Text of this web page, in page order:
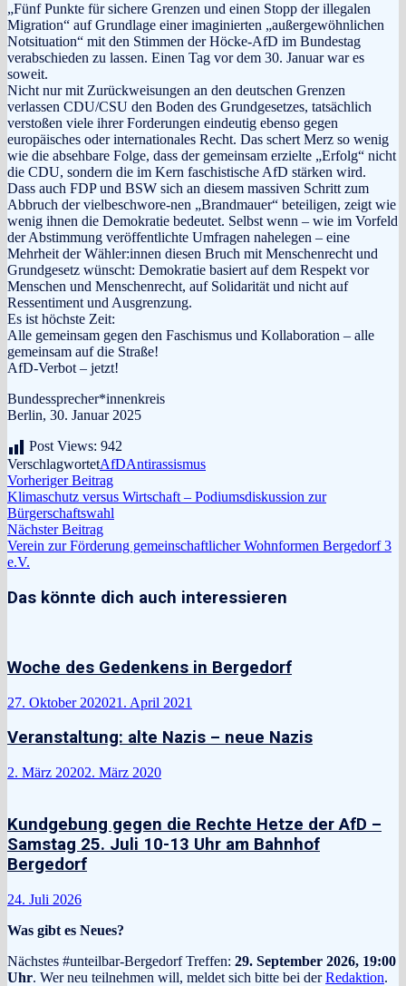
„Fünf Punkte für sichere Grenzen und einen Stopp der illegalen
Migration“ auf Grundlage einer imaginierten „außergewöhnlichen
Notsituation“ mit den Stimmen der Höcke-AfD im Bundestag
verabschieden zu lassen. Einen Tag vor dem 30. Januar war es
soweit.
Nicht nur mit Zurückweisungen an den deutschen Grenzen
verlassen CDU/CSU den Boden des Grundgesetzes, tatsächlich
verstoßen viele ihrer Forderungen eindeutig ebenso gegen
europäisches oder internationales Recht. Das schert Merz so wenig
wie die absehbare Folge, dass der gemeinsam erzielte „Erfolg“ nicht
die CDU, sondern die im Kern faschistische AfD stärken wird.
Dass auch FDP und BSW sich an diesem massiven Schritt zum
Abbruch der vielbeschwore-nen „Brandmauer“ beteiligen, zeigt wie
wenig ihnen die Demokratie bedeutet. Selbst wenn – wie im Vorfeld
der Abstimmung veröffentlichte Umfragen nahelegen – eine
Mehrheit der Wähler:innen diesen Bruch mit Menschenrecht und
Grundgesetz wünscht: Demokratie basiert auf dem Respekt vor
Menschen und Menschenrecht, auf Solidarität und nicht auf
Ressentiment und Ausgrenzung.
Es ist höchste Zeit:
Alle gemeinsam gegen den Faschismus und Kollaboration – alle
gemeinsam auf die Straße!
AfD-Verbot – jetzt!
Bundessprecher*innenkreis
Berlin, 30. Januar 2025
Post Views: 942
VerschlagwortetAfDAntirassismus
Beitragsnavigation
Vorheriger BeitragVorheriger
Beitrag:
Klimaschutz versus Wirtschaft – Podiumsdiskussion zur
Bürgerschaftswahl
Nächster BeitragNächster
Beitrag:
Verein zur Förderung gemeinschaftlicher Wohnformen Bergedorf 3
e.V.
Das könnte dich auch interessieren
Woche des Gedenkens in Bergedorf
27. Oktober 202021. April 2021
Veranstaltung: alte Nazis – neue Nazis
2. März 20202. März 2020
Kundgebung gegen die Rechte Hetze der AfD –
Samstag 25. Juli 10-13 Uhr am Bahnhof
Bergedorf
24. Juli 2026
Was gibt es Neues?
Nächstes #unteilbar-Bergedorf Treffen: 29. September 2026, 19:00
Uhr. Wer neu teilnehmen will, meldet sich bitte bei derRedaktion.